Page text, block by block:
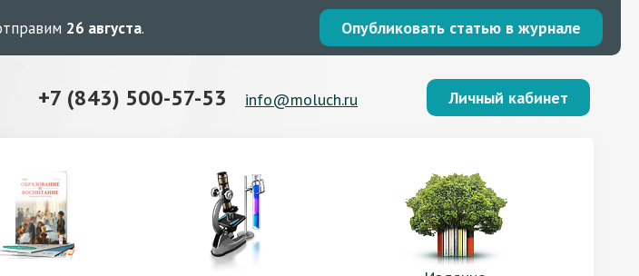
26 августа. Опубликовать статью в журнале
+7 (843) 500-57-53 info@moluch.ru Личный кабинет